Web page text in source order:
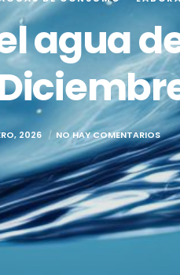
agua
2026 NO HAY COMENTARIOS